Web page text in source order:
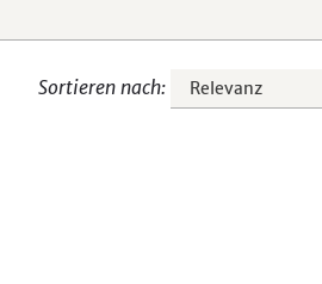
Sortieren nach